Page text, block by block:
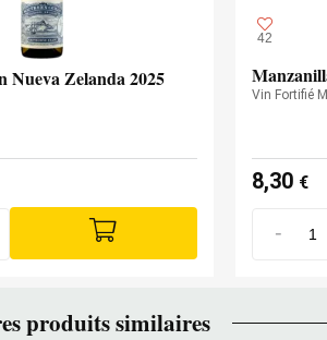
Nueva Zelanda 2025
42
Vin Fortifié
8,30 €
-
produits similaires